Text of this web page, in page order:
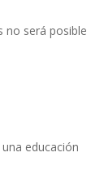
no será posible
educación